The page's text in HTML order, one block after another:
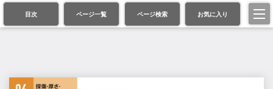
目次 ページ一覧 ページ検索 お気に入り